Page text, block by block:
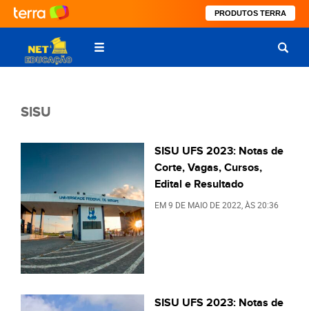
PRODUTOS TERRA
SISU
SISU UFS 2023: Notas de
Corte, Vagas, Cursos,
Edital e Resultado
EM9 DE MAIO DE 2022 , ÀS20:36
SISU UFS 2023: Notas de